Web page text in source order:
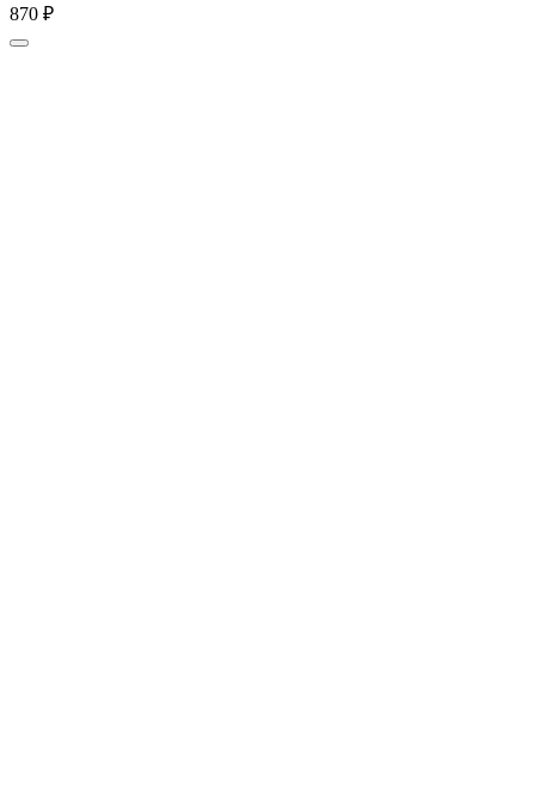
‍870‍ ₽